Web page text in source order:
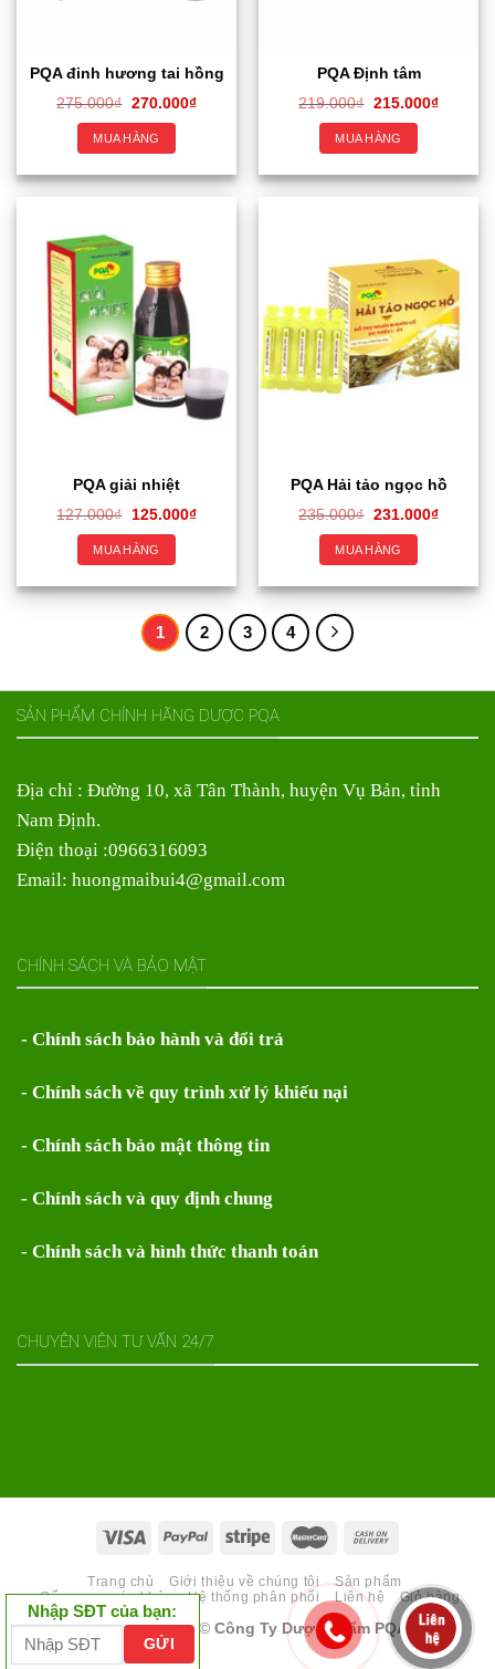
PQA đinh hương tai hồng
275.000₫ 270.000₫
MUA HÀNG
PQA Định tâm
219.000₫ 215.000₫
MUA HÀNG
PQA giải nhiệt
127.000₫ 125.000₫
MUA HÀNG
PQA Hải tảo ngọc hồ
235.000₫ 231.000₫
MUA HÀNG
1 2 3 4
SẢN PHẨM CHÍNH HÃNG DƯỢC PQA
Địa chỉ : Đường 10, xã Tân Thành, huyện Vụ Bản, tỉnh
Nam Định.
Điện thoại :0966316093
Email: huongmaibui4@gmail.com
CHÍNH SÁCH VÀ BẢO MẬT
- Chính sách bảo hành và đổi trả
- Chính sách về quy trình xử lý khiếu nại
- Chính sách bảo mật thông tin
- Chính sách và quy định chung
- Chính sách và hình thức thanh toán
CHUYÊN VIÊN TƯ VẤN 24/7
Trang chủ Giới thiệu về chúng tôi
Sản phẩm
Cẩm nang sức khỏe
Hệ thống phân phối Liên hệ Giỏ hàng
Copyright 2026 © Công Ty Dược phẩm PQA
Nhập SĐT của bạn: